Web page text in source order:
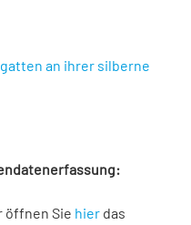
an ihrer silberne
öffnen Sie hier das